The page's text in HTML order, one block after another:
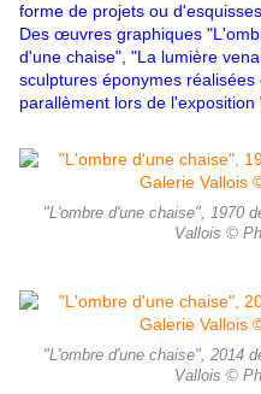
forme de projets ou d'esquisses.
Des œuvres graphiques
d'une chaise", "La lumière
sculptures éponymes
parallèment lors de l'exposition
"L'ombre d'une chaise", 1970
Vallois ©
"L'ombre d'une chaise", 2014
Vallois ©